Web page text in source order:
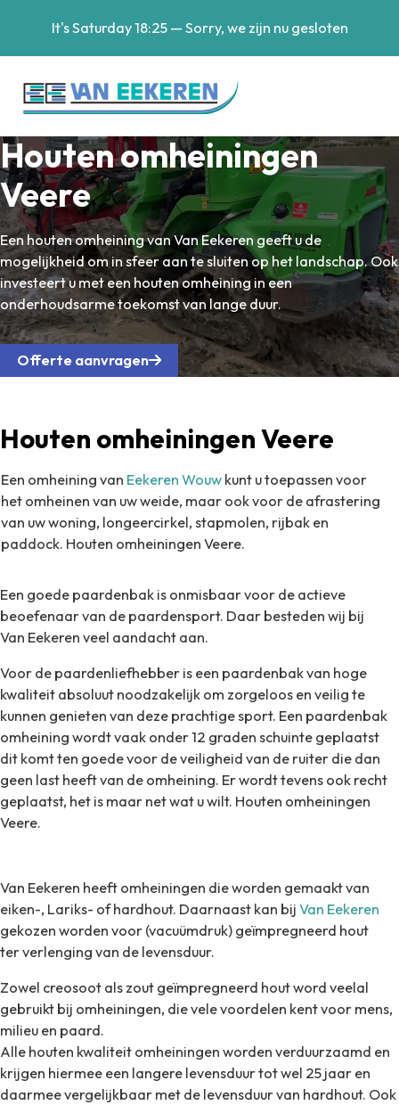
It'sSaturday18:25— Sorry, we zijn nu gesloten
Houten omheiningen
Veere
Een houten omheining van Van Eekeren geeft u de
mogelijkheid om in sfeer aan te sluiten op het landschap. Ook
investeert u met een houten omheining in een
onderhoudsarme toekomst van lange duur.
Offerte aanvragen
Houten omheiningen Veere
Een omheining van Eekeren Wouw kunt u toepassen voor
het omheinen van uw weide, maar ook voor de afrastering
van uw woning, longeercirkel, stapmolen, rijbak en
paddock. Houten omheiningen Veere.
Een goede paardenbak is onmisbaar voor de actieve
beoefenaar van de paardensport. Daar besteden wij bij
Van Eekeren veel aandacht aan.
Voor de paardenliefhebber is een paardenbak van hoge
kwaliteit absoluut noodzakelijk om zorgeloos en veilig te
kunnen genieten van deze prachtige sport. Een paardenbak
omheining wordt vaak onder 12 graden schuinte geplaatst
dit komt ten goede voor de veiligheid van de ruiter die dan
geen last heeft van de omheining. Er wordt tevens ook recht
geplaatst, het is maar net wat u wilt. Houten omheiningen
Veere.
Van Eekeren heeft omheiningen die worden gemaakt van
eiken-, Lariks- of hardhout. Daarnaast kan bij Van Eekeren
gekozen worden voor (vacuümdruk) geïmpregneerd hout
ter verlenging van de levensduur.
Zowel creosoot als zout geïmpregneerd hout word veelal
gebruikt bij omheiningen, die vele voordelen kent voor mens,
milieu en paard.
Alle houten kwaliteit omheiningen worden verduurzaamd en
krijgen hiermee een langere levensduur tot wel 25 jaar en
daarmee vergelijkbaar met de levensduur van hardhout. Ook